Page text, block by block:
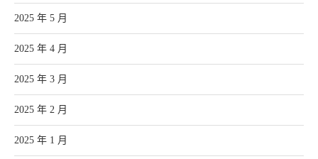
2025 年 5 月
2025 年 4 月
2025 年 3 月
2025 年 2 月
2025 年 1 月